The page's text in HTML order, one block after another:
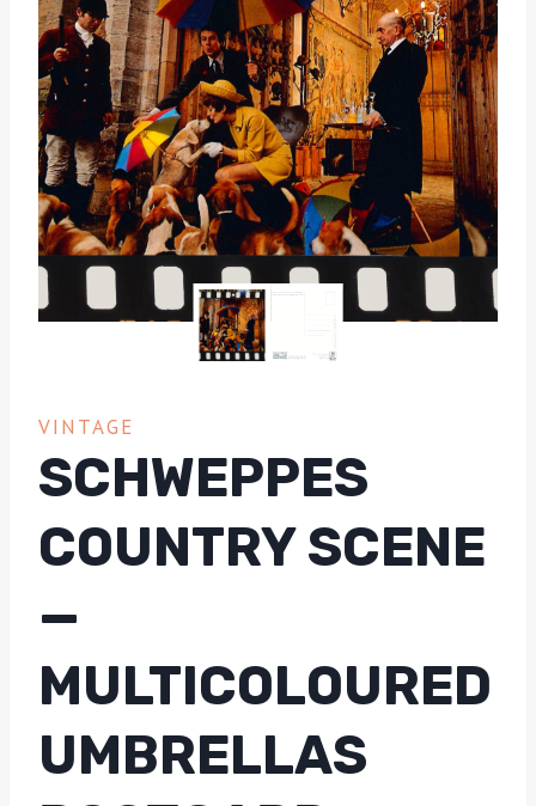
VINTAGE
SCHWEPPES
COUNTRY SCENE
—
MULTICOLOURED
UMBRELLAS